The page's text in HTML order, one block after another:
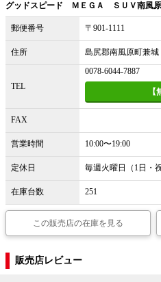
グッドスピード ＭＥＧＡ ＳＵＶ南風
郵便番号 〒901-1111
住所 島尻郡南風原町兼城
TEL
0078-6044-7887
FAX
営業時間 10:00〜19:00
定休日 毎週火曜日（1日・
在庫台数 251
この販売店の在庫を見る
販売店レビュー